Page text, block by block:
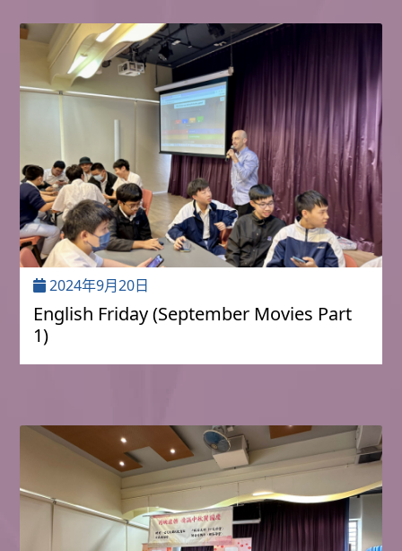
2024年9月20日
English Friday (September Movies Part
1)